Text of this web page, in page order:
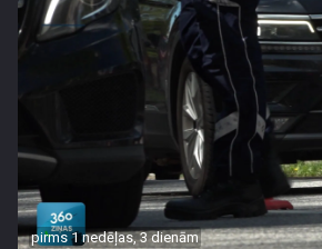
pirms 1 nedēļas, 3 dienām